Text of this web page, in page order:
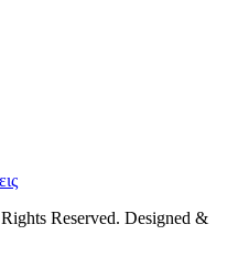
Reserved. Designed &